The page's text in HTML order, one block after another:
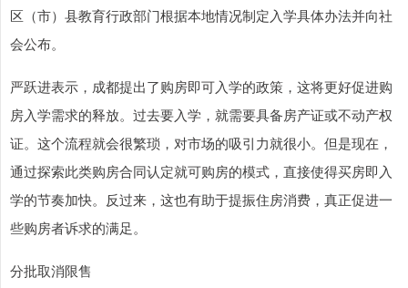
区（市）县教育行政部门根据本地情况制定入学具体办法并向社
会公布。
严跃进表示，成都提出了购房即可入学的政策，这将更好促进购
房入学需求的释放。过去要入学，就需要具备房产证或不动产权
证。这个流程就会很繁琐，对市场的吸引力就很小。但是现在，
通过探索此类购房合同认定就可购房的模式，直接使得买房即入
学的节奏加快。反过来，这也有助于提振住房消费，真正促进一
些购房者诉求的满足。
分批取消限售